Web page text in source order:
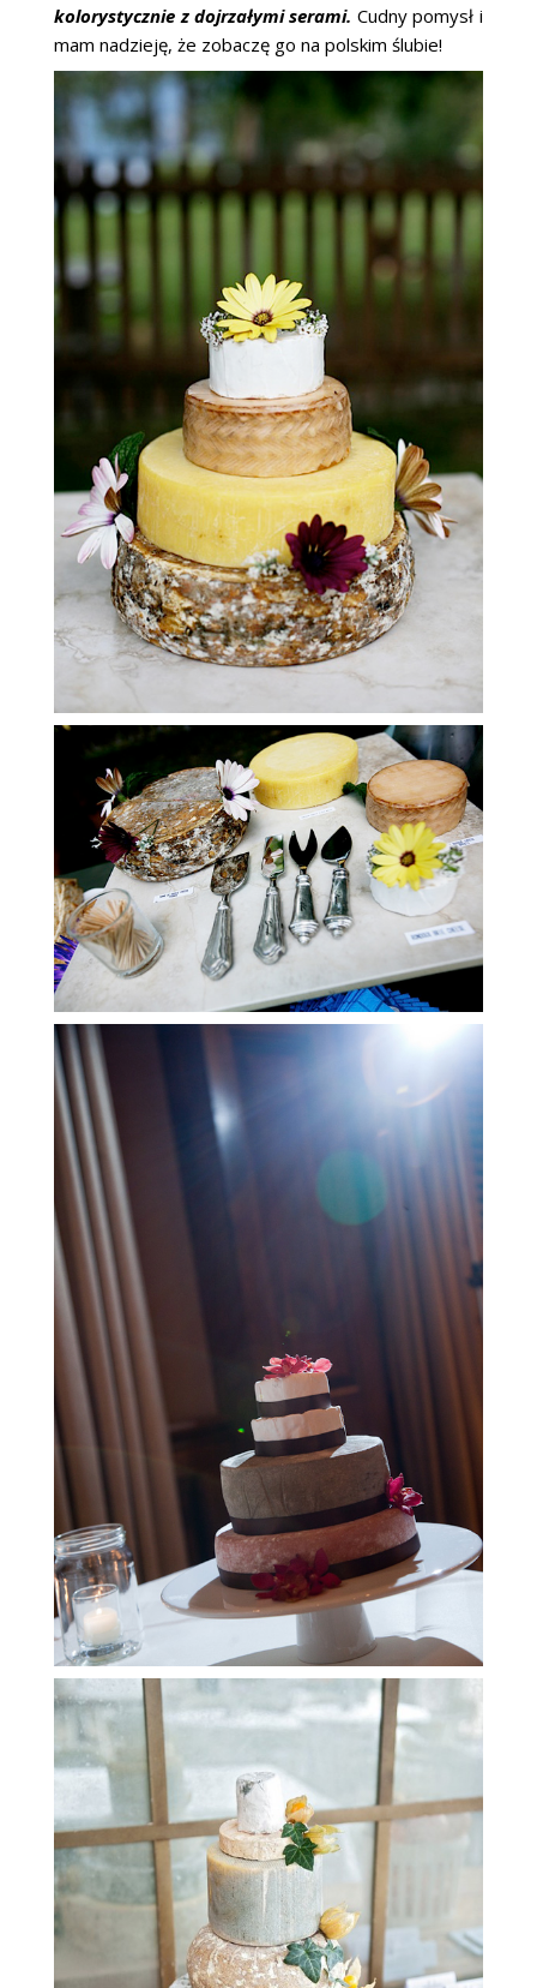
kolorystycznie z dojrzałymi serami. Cudny pomysł i
mam nadzieję, że zobaczę go na polskim ślubie!